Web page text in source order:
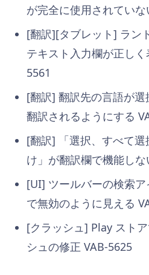
が完全に使用されてい
[翻訳][タブレット] ラン
テキスト入力欄が正し
5561
[翻訳] 翻訳先の言語が
翻訳されるようにする
[翻訳] 「選択、すべて
け」が翻訳欄で機能しな
[UI] ツールバーの検索
で無効のように見える
[クラッシュ] Play スト
シュの修正 VAB-5625